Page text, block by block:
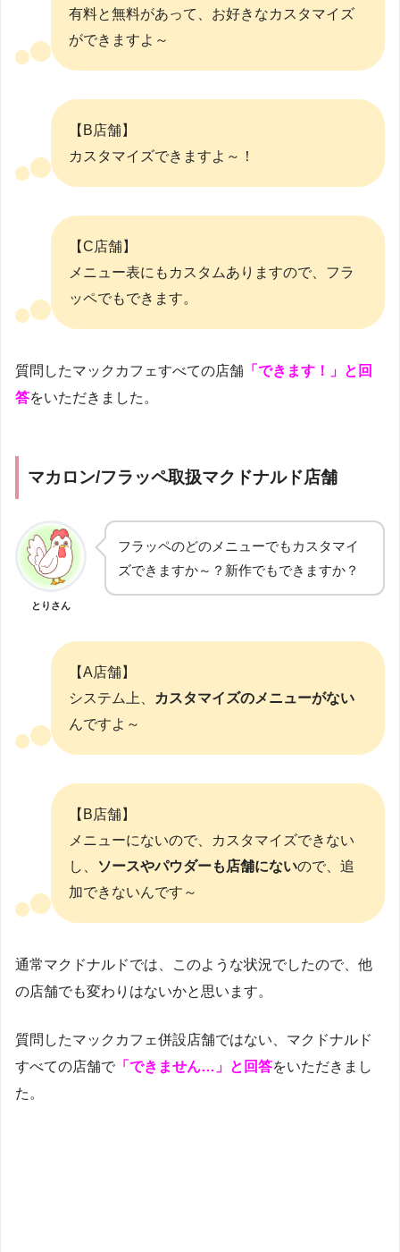
有料と無料があって、お好きなカスタマイズ
ができますよ～
【B店舗】
カスタマイズできますよ～！
【C店舗】
メニュー表にもカスタムありますので、フラ
ッペでもできます。
質問したマックカフェすべての店舗 「できます！」と回
答をいただきました。
マカロン/フラッペ取扱マクドナルド店舗
とりさん
フラッペのどのメニューでもカスタマイ
ズできますか～？新作でもできますか？
【A店舗】
システム上、
カスタマイズのメニューがない
んですよ～
【B店舗】
メニューにないので、カスタマイズできない
し、
ソースやパウダーも店舗にないので、追
加できないんです～
通常マクドナルドでは、このような状況でしたので、他
の店舗でも変わりはないかと思います。
質問したマックカフェ併設店舗ではない、マクドナルド
すべての店舗で 「できません…」と回答をいただきまし
た。